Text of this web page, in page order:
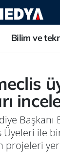
Bilim ve
Başkanı
Üyeleri ile
projeleri